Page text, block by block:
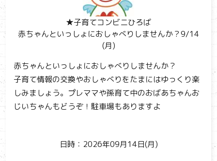
★子育てコンビニひろば
赤ちゃんといっしょにおしゃべりしませんか？9/14
(月)
赤ちゃんといっしょにおしゃべりしませんか？
子育て情報の交換やおしゃべりをたまにはゆっくり楽
しみましょう。プレママや孫育て中のおばあちゃんお
じいちゃんもどうぞ！駐車場もありますよ
日時：2026年09月14日(月)